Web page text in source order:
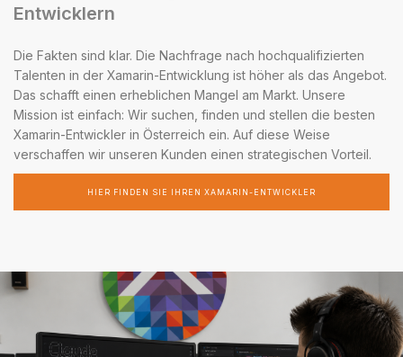
Entwicklern
Die Fakten sind klar. Die Nachfrage nach hochqualifizierten
Talenten in der Xamarin-Entwicklung ist höher als das Angebot.
Das schafft einen erheblichen Mangel am Markt. Unsere
Mission ist einfach: Wir suchen, finden und stellen die besten
Xamarin-Entwickler in Österreich ein. Auf diese Weise
verschaffen wir unseren Kunden einen strategischen Vorteil.
HIER FINDEN SIE IHREN XAMARIN-ENTWICKLER